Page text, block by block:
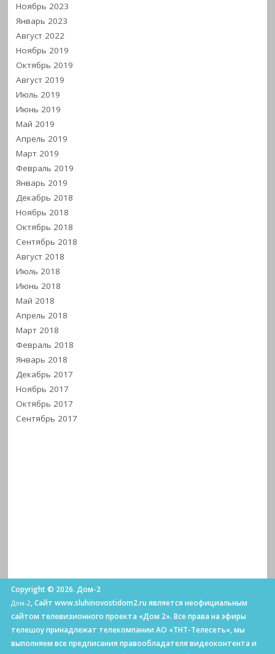
Ноябрь 2023
Январь 2023
Август 2022
Ноябрь 2019
Октябрь 2019
Август 2019
Июль 2019
Июнь 2019
Май 2019
Апрель 2019
Март 2019
Февраль 2019
Январь 2019
Декабрь 2018
Ноябрь 2018
Октябрь 2018
Сентябрь 2018
Август 2018
Июль 2018
Июнь 2018
Май 2018
Апрель 2018
Март 2018
Февраль 2018
Январь 2018
Декабрь 2017
Ноябрь 2017
Октябрь 2017
Сентябрь 2017
Copyright © 2026. Дом-2
Дом-2, Сайт www.sluhinovostidom2.ru является неофициальным
сайтом телевизионного проекта «Дом 2». Все права на эфиры
телешоу принадлежат телекомпании АО «ТНТ-Телесеть», мы
выполняем все предписания правообладателя видеоконтента и